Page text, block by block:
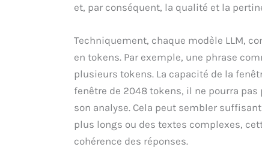
et, par conséquent, la qualité et la
Techniquement, chaque modèle LLM,
en tokens. Par exemple, une phrase
plusieurs tokens. La capacité de la
fenêtre de 2048 tokens, il ne pourra
son analyse. Cela peut sembler
plus longs ou des textes complexes,
cohérence des réponses.